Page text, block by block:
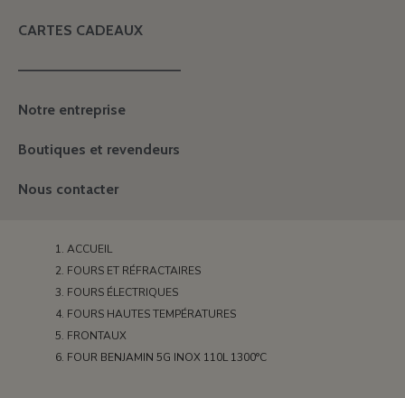
CARTES CADEAUX
———————————————
Notre entreprise
Boutiques et revendeurs
Nous contacter
ACCUEIL
FOURS ET RÉFRACTAIRES
FOURS ÉLECTRIQUES
FOURS HAUTES TEMPÉRATURES
FRONTAUX
FOUR BENJAMIN 5G INOX 110L 1300°C